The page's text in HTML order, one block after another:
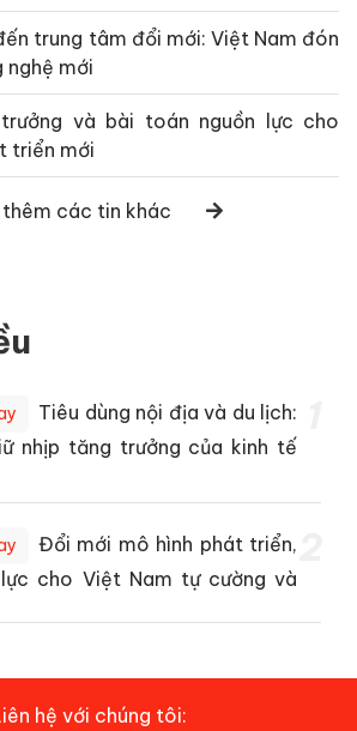
trung tâm đổi mới: Việt Nam đón
nghệ mới
và bài toán nguồn lực cho
triển mới
thêm các tin khác
Tiêu dùng nội địa và du lịch:
nhịp tăng trưởng của kinh tế
Đổi mới mô hình phát triển,
cho Việt Nam tự cường và
hệ với chúng tôi: